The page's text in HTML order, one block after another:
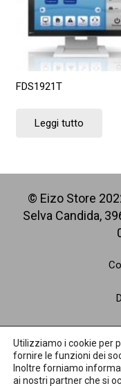
FDS1921T
Leggi tutto
© Eizo Store
Selva Candida,
Utilizziamo i cookie per
fornire le funzioni dei
Inoltre forniamo
ai nostri partner che si